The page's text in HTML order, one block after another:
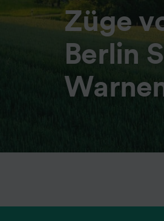
Züge
Berlin